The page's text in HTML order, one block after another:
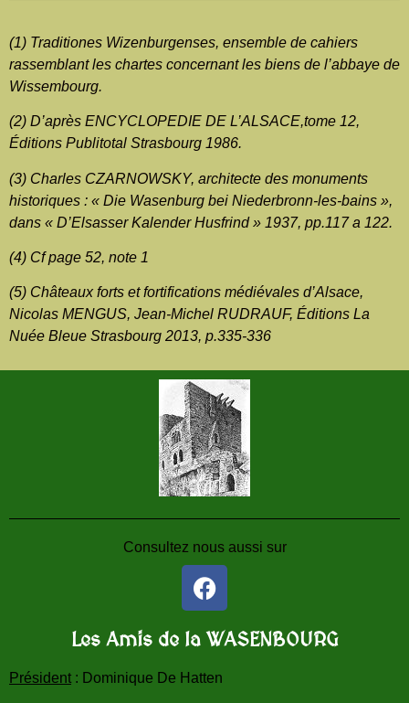
(1) Traditiones Wizenburgenses, ensemble de cahiers
rassemblant les chartes concernant les biens de l’abbaye de
Wissembourg.
(2) D’après ENCYCLOPEDIE DE L’ALSACE,tome 12,
Éditions Publitotal Strasbourg 1986.
(3) Charles CZARNOWSKY, architecte des monuments
historiques : « Die Wasenburg bei Niederbronn-les-bains »,
dans « D’Elsasser Kalender Husfrind » 1937, pp.117 a 122.
(4) Cf page 52, note 1
(5) Châteaux forts et fortifications médiévales d’Alsace,
Nicolas MENGUS, Jean-Michel RUDRAUF, Éditions La
Nuée Bleue Strasbourg 2013, p.335-336
Consultez nous aussi sur
Les Amis de la WASENBOURG
Président : Dominique De Hatten